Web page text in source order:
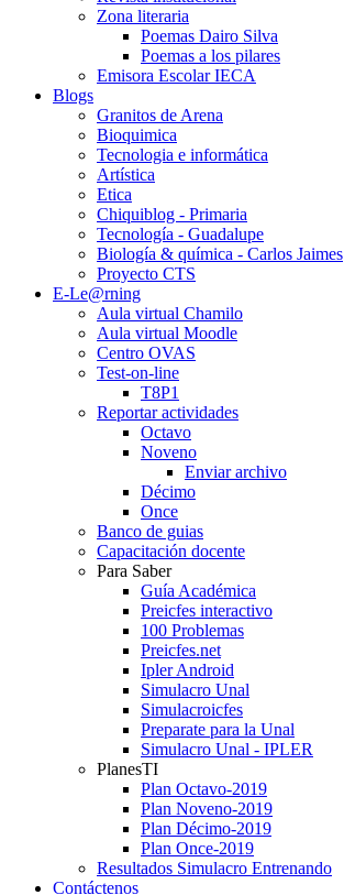
Zona literaria
Poemas Dairo Silva
Poemas a los pilares
Emisora Escolar IECA
Blogs
Granitos de Arena
Bioquimica
Tecnologia e informática
Artística
Etica
Chiquiblog - Primaria
Tecnología - Guadalupe
Biología & química - Carlos Jaimes
Proyecto CTS
E-Le@rning
Aula virtual Chamilo
Aula virtual Moodle
Centro OVAS
Test-on-line
T8P1
Reportar actividades
Octavo
Noveno
Enviar archivo
Décimo
Once
Banco de guias
Capacitación docente
Para Saber
Guía Académica
Preicfes interactivo
100 Problemas
Preicfes.net
Ipler Android
Simulacro Unal
Simulacroicfes
Preparate para la Unal
Simulacro Unal - IPLER
PlanesTI
Plan Octavo-2019
Plan Noveno-2019
Plan Décimo-2019
Plan Once-2019
Resultados Simulacro Entrenando
Contáctenos